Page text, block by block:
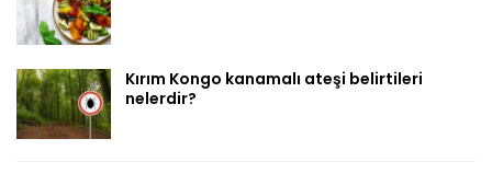
Kırım Kongo kanamalı ateşi belirtileri
nelerdir?